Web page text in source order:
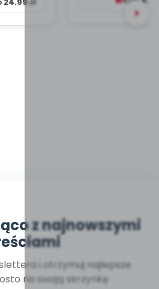
z najnowszymi
i otrzymuj najlepsze
na swoją skrzynkę